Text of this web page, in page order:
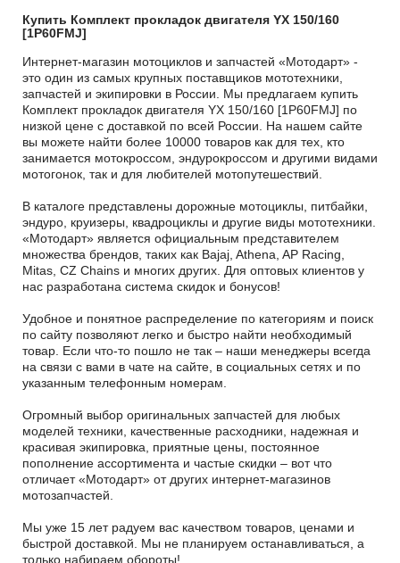
Купить Комплект прокладок двигателя YX 150/160
[1P60FMJ]
Интернет-магазин мотоциклов и запчастей «Мотодарт» -
это один из самых крупных поставщиков мототехники,
запчастей и экипировки в России. Мы предлагаем купить
Комплект прокладок двигателя YX 150/160 [1P60FMJ] по
низкой цене с доставкой по всей России. На нашем сайте
вы можете найти более 10000 товаров как для тех, кто
занимается мотокроссом, эндурокроссом и другими видами
мотогонок, так и для любителей мотопутешествий.
В каталоге представлены дорожные мотоциклы, питбайки,
эндуро, круизеры, квадроциклы и другие виды мототехники.
«Мотодарт» является официальным представителем
множества брендов, таких как Bajaj, Athena, AP Racing,
Mitas, CZ Chains и многих других. Для оптовых клиентов у
нас разработана система скидок и бонусов!
Удобное и понятное распределение по категориям и поиск
по сайту позволяют легко и быстро найти необходимый
товар. Если что-то пошло не так – наши менеджеры всегда
на связи с вами в чате на сайте, в социальных сетях и по
указанным телефонным номерам.
Огромный выбор оригинальных запчастей для любых
моделей техники, качественные расходники, надежная и
красивая экипировка, приятные цены, постоянное
пополнение ассортимента и частые скидки – вот что
отличает «Мотодарт» от других интернет-магазинов
мотозапчастей.
Мы уже 15 лет радуем вас качеством товаров, ценами и
быстрой доставкой. Мы не планируем останавливаться, а
только набираем обороты!